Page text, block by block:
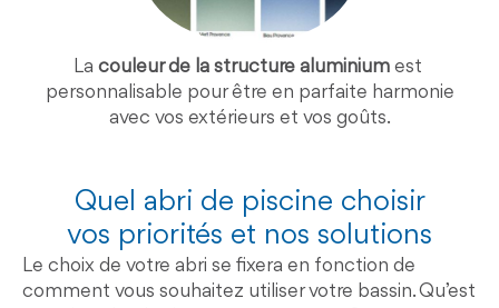
La couleur de la structure aluminiumest
personnalisable pour être en parfaite harmonie
avec vos extérieurs et vos goûts.
Quel abri de piscine choisir
vos priorités et nos solutions
Le choix de votre abri se fixera en fonction de
comment vous souhaitez utiliser votre bassin. Qu’est